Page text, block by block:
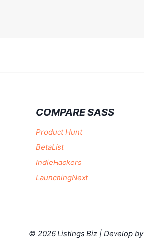
COMPARE SASS
Product Hunt
BetaList
IndieHackers
LaunchingNext
© 2026 Listings Biz | Develop by